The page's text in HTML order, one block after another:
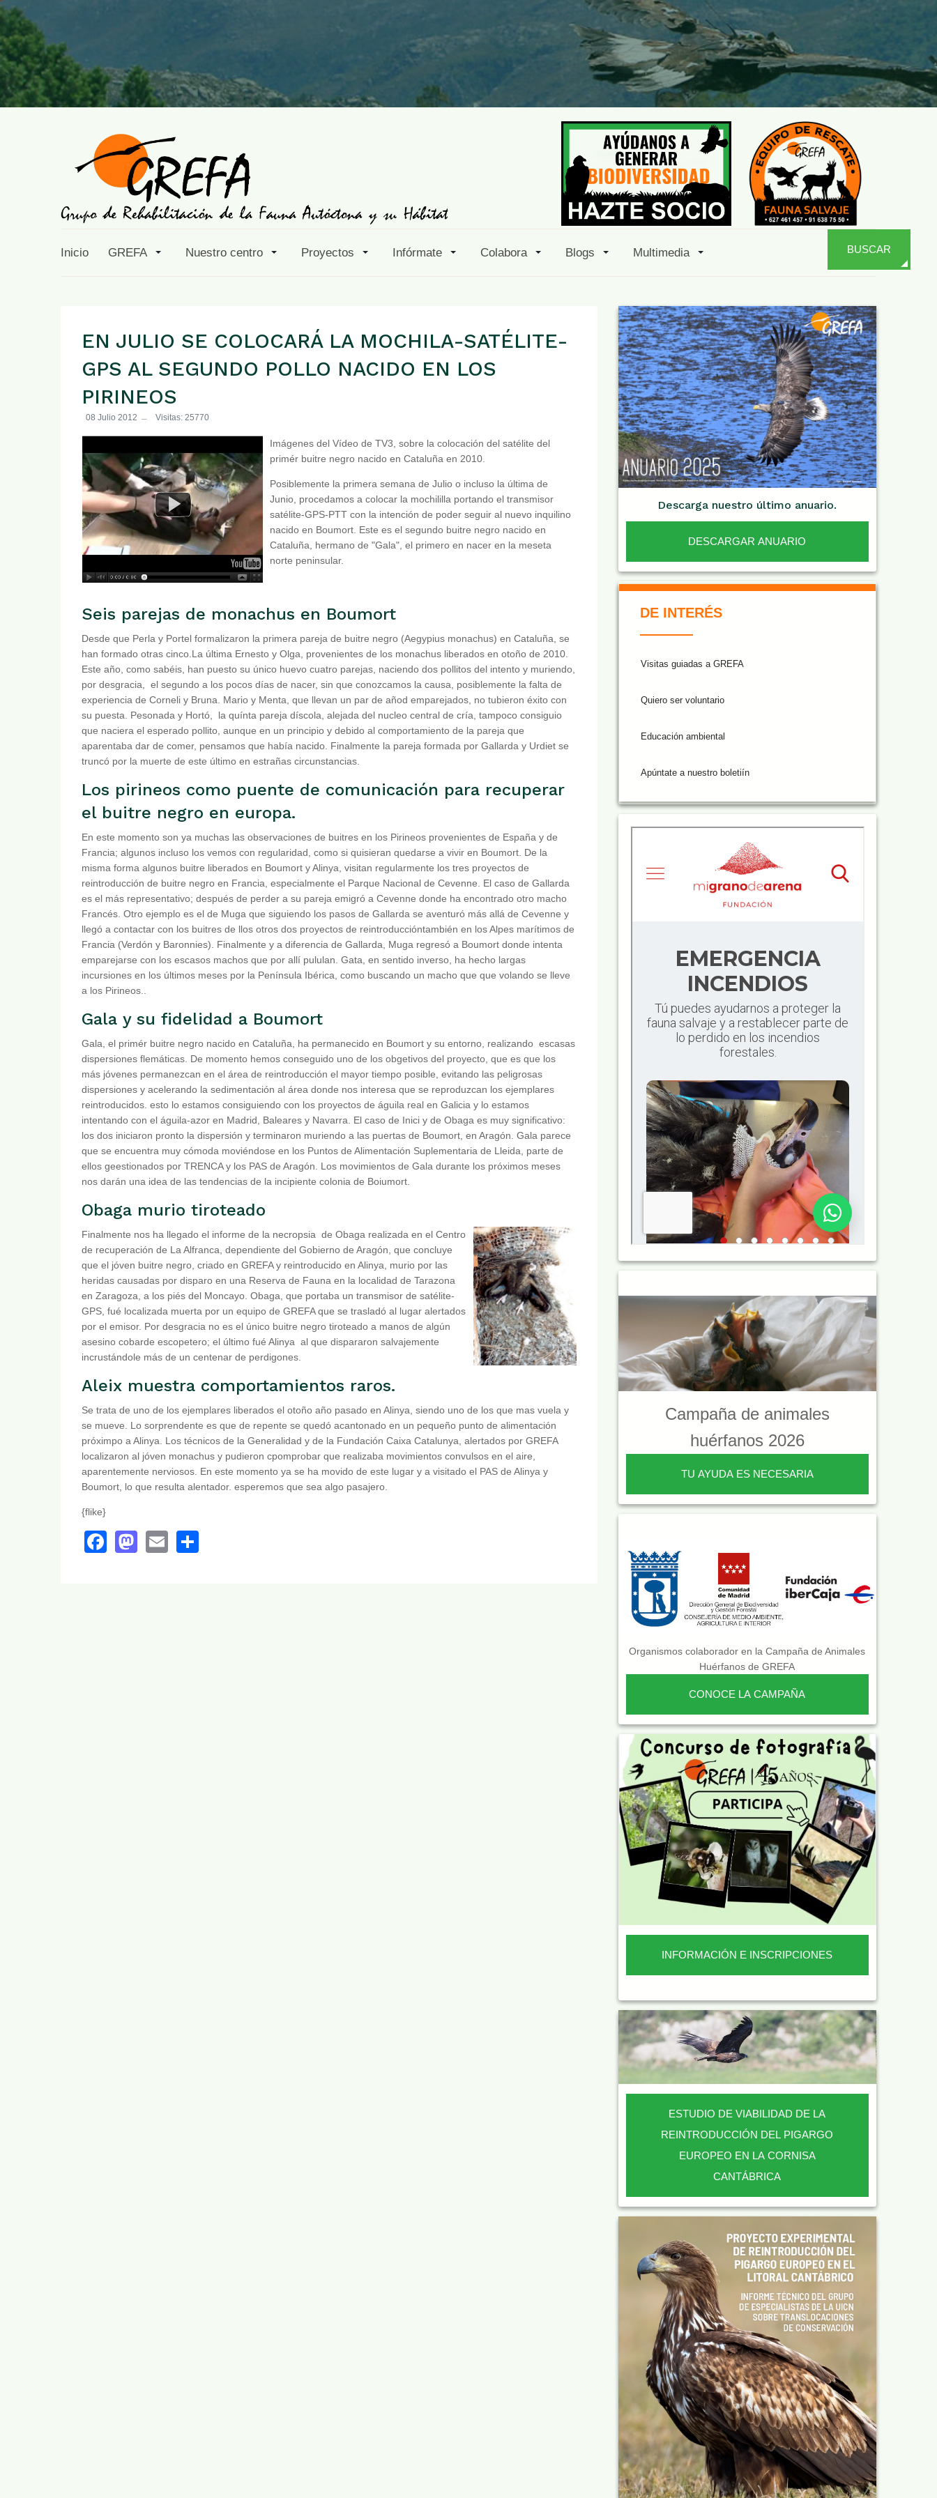
Inicio GREFA Nuestro centro Proyectos Infórmate Colabora Blogs Multimedia BUSCAR
EN JULIO SE COLOCARÁ LA MOCHILA-SATÉLITE-
GPS AL SEGUNDO POLLO NACIDO EN LOS
PIRINEOS
08 Julio 2012 Visitas: 25770
Imágenes del Vídeo de TV3, sobre la colocación del satélite del
primér buitre negro nacido en Cataluña en 2010.
Posiblemente la primera semana de Julio o incluso la última de
Junio, procedamos a colocar la mochililla portando el transmisor
satélite-GPS-PTT con la intención de poder seguir al nuevo inquilino
nacido en Boumort. Este es el segundo buitre negro nacido en
Cataluña, hermano de "Gala", el primero en nacer en la meseta
norte peninsular.
Seis parejas de monachus en Boumort
Desde que Perla y Portel formalizaron la primera pareja de buitre negro (Aegypius monachus) en Cataluña, se
han formado otras cinco.La última Ernesto y Olga, provenientes de los monachus liberados en otoño de 2010.
Este año, como sabéis, han puesto su único huevo cuatro parejas, naciendo dos pollitos del intento y muriendo,
por desgracia, el segundo a los pocos días de nacer, sin que conozcamos la causa, posiblemente la falta de
experiencia de Corneli y Bruna. Mario y Menta, que llevan un par de añod emparejados, no tubieron éxito con
su puesta. Pesonada y Hortó, la quínta pareja díscola, alejada del nucleo central de cría, tampoco consiguio
que naciera el esperado pollito, aunque en un principio y debido al comportamiento de la pareja que
aparentaba dar de comer, pensamos que había nacido. Finalmente la pareja formada por Gallarda y Urdiet se
truncó por la muerte de este último en estrañas circunstancias.
Los pirineos como puente de comunicación para recuperar
el buitre negro en europa.
En este momento son ya muchas las observaciones de buitres en los Pirineos provenientes de España y de
Francia; algunos incluso los vemos con regularidad, como si quisieran quedarse a vivir en Boumort. De la
misma forma algunos buitre liberados en Boumort y Alinya, visitan regularmente los tres proyectos de
reintroducción de buitre negro en Francia, especialmente el Parque Nacional de Cevenne. El caso de Gallarda
es el más representativo; después de perder a su pareja emigró a Cevenne donde ha encontrado otro macho
Francés. Otro ejemplo es el de Muga que siguiendo los pasos de Gallarda se aventuró más allá de Cevenne y
llegó a contactar con los buitres de llos otros dos proyectos de reintroduccióntambién en los Alpes marítimos de
Francia (Verdón y Baronnies). Finalmente y a diferencia de Gallarda, Muga regresó a Boumort donde intenta
emparejarse con los escasos machos que por allí pululan. Gata, en sentido inverso, ha hecho largas
incursiones en los últimos meses por la Península Ibérica, como buscando un macho que que volando se lleve
a los Pirineos..
Gala y su fidelidad a Boumort
Gala, el primér buitre negro nacido en Cataluña, ha permanecido en Boumort y su entorno, realizando escasas
dispersiones flemáticas. De momento hemos conseguido uno de los obgetivos del proyecto, que es que los
más jóvenes permanezcan en el área de reintroducción el mayor tiempo posible, evitando las peligrosas
dispersiones y acelerando la sedimentación al área donde nos interesa que se reproduzcan los ejemplares
reintroducidos. esto lo estamos consiguiendo con los proyectos de águila real en Galicia y lo estamos
intentando con el águila-azor en Madrid, Baleares y Navarra. El caso de Inici y de Obaga es muy significativo:
los dos iniciaron pronto la dispersión y terminaron muriendo a las puertas de Boumort, en Aragón. Gala parece
que se encuentra muy cómoda moviéndose en los Puntos de Alimentación Suplementaria de Lleida, parte de
ellos geestionados por TRENCA y los PAS de Aragón. Los movimientos de Gala durante los próximos meses
nos darán una idea de las tendencias de la incipiente colonia de Boiumort.
Obaga murio tiroteado
Finalmente nos ha llegado el informe de la necropsia de Obaga realizada en el Centro
de recuperación de La Alfranca, dependiente del Gobierno de Aragón, que concluye
que el jóven buitre negro, criado en GREFA y reintroducido en Alinya, murio por las
heridas causadas por disparo en una Reserva de Fauna en la localidad de Tarazona
en Zaragoza, a los piés del Moncayo. Obaga, que portaba un transmisor de satélite-
GPS, fué localizada muerta por un equipo de GREFA que se trasladó al lugar alertados
por el emisor. Por desgracia no es el único buitre negro tiroteado a manos de algún
asesino cobarde escopetero; el último fué Alinya al que dispararon salvajemente
incrustándole más de un centenar de perdigones.
Aleix muestra comportamientos raros.
Se trata de uno de los ejemplares liberados el otoño año pasado en Alinya, siendo uno de los que mas vuela y
se mueve. Lo sorprendente es que de repente se quedó acantonado en un pequeño punto de alimentación
próximpo a Alinya. Los técnicos de la Generalidad y de la Fundación Caixa Catalunya, alertados por GREFA
localizaron al jóven monachus y pudieron cpomprobar que realizaba movimientos convulsos en el aire,
aparentemente nerviosos. En este momento ya se ha movido de este lugar y a visitado el PAS de Alinya y
Boumort, lo que resulta alentador. esperemos que sea algo pasajero.
{flike}
Facebook
Mastodon
Email
Descarga nuestro último anuario.
DESCARGAR ANUARIO
DE INTERÉS
Visitas guiadas a GREFA
Quiero ser voluntario
Educación ambiental
Apúntate a nuestro boletiín
Campaña de animales
huérfanos 2026
TU AYUDA ES NECESARIA
Organismos colaborador en la Campaña de Animales
Huérfanos de GREFA
CONOCE LA CAMPAÑA
INFORMACIÓN E INSCRIPCIONES
ESTUDIO DE VIABILIDAD DE LA
REINTRODUCCIÓN DEL PIGARGO
EUROPEO EN LA CORNISA
CANTÁBRICA